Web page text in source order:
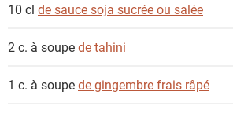
10 cl de sauce soja sucrée ou salée
2 c. à soupede tahini
1 c. à soupede gingembre frais râpé